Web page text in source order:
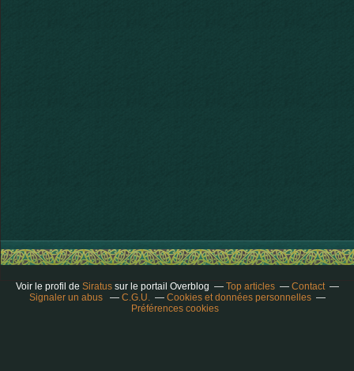
Voir le profil de Siratussur le portail Overblog Top articles
Contact
Signaler un abus
C.G.U.
Cookies et données personnelles
Préférences cookies